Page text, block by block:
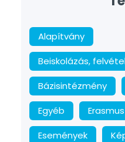
Alapítvány
Beiskolázás,
Bázisintézmény
Egyéb
Események